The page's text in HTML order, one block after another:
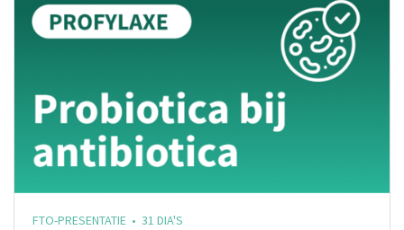
FTO-PRESENTATIE • 31 DIA'S